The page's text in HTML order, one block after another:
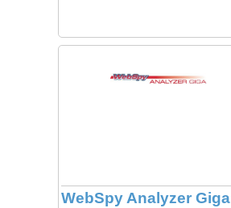
WebSpy Analyzer Giga